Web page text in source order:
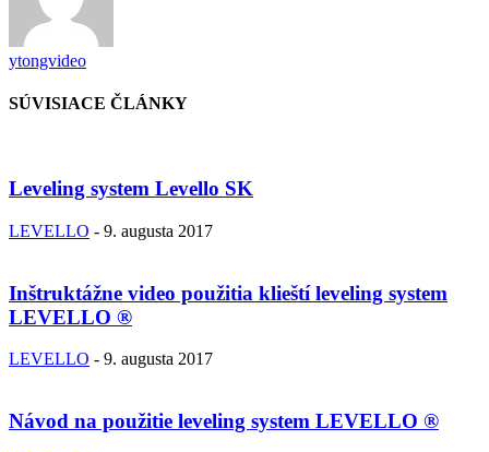
ytongvideo
SÚVISIACE ČLÁNKY
Leveling system Levello SK
LEVELLO - 9. augusta 2017
Inštruktážne video použitia klieští leveling system
LEVELLO ®
LEVELLO - 9. augusta 2017
Návod na použitie leveling system LEVELLO ®